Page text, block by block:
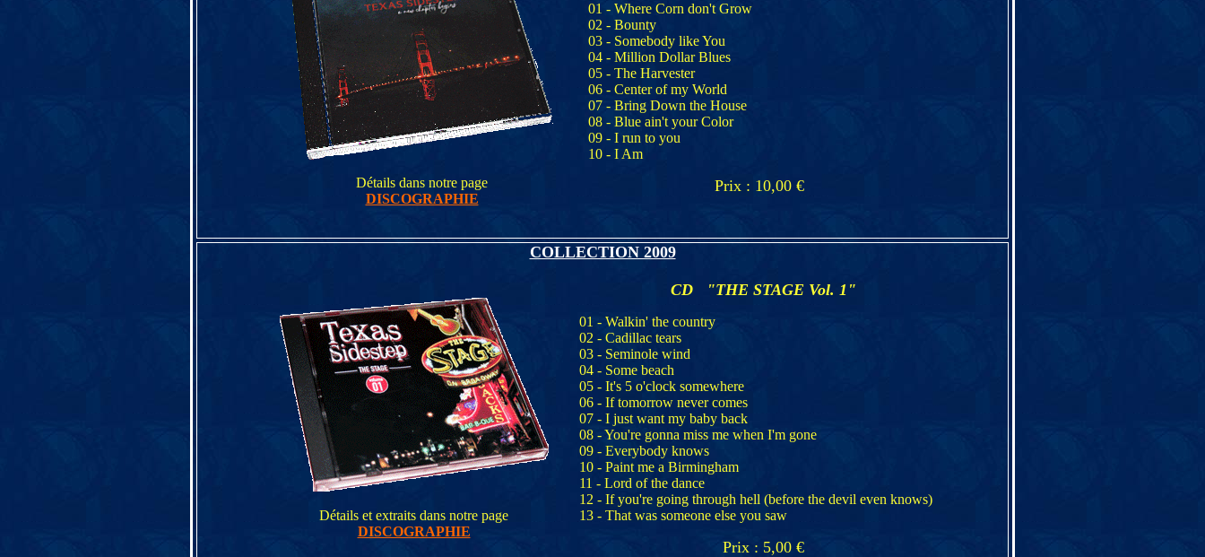
Détails dans notre page
DISCOGRAPHIE
01 - Where Corn don't Grow
02 - Bounty
03 - Somebody like You
04 - Million Dollar Blues
05 - The Harvester
06 - Center of my World
07 - Bring Down the House
08 - Blue ain't your Color
09 - I run to you
10 - I Am
Prix : 10,00 €
COLLECTION 2009
Détails et extraits dans notre page
DISCOGRAPHIE
CD "THE STAGE Vol. 1"
01 - Walkin' the country
02 - Cadillac tears
03 - Seminole wind
04 - Some beach
05 - It's 5 o'clock somewhere
06 - If tomorrow never comes
07 - I just want my baby back
08 - You're gonna miss me when I'm gone
09 - Everybody knows
10 - Paint me a Birmingham
11 - Lord of the dance
12 - If you're going through hell (before the devil even knows)
13 - That was someone else you saw
Prix : 5,00 €